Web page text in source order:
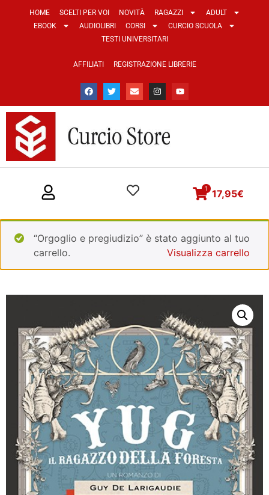
HOME SCELTI PER VOI NOVITÀ RAGAZZI
ADULT
EBOOK
AUDIOLIBRI CORSI
CURCIO SCUOLA
TESTI UNIVERSITARI
AFFILIATI REGISTRAZIONE LIBRERIE
17,95€
1
“Orgoglio e pregiudizio” è stato aggiunto al tuo
carrello.
Visualizza carrello